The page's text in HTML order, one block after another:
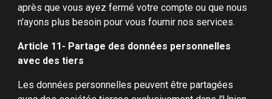
après que vous ayez fermé votre compte ou que nous
n'ayons plus besoin pour vous fournir nos services.
Article 11- Partage des données personnelles
avec des tiers
Les données personnelles peuvent être partagées